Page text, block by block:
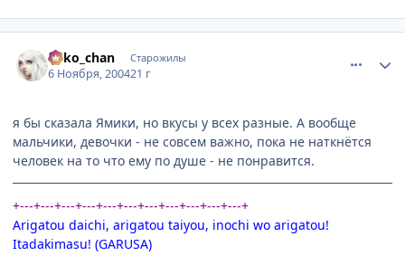
neko_chan Старожилы
6 Ноября, 200421 г
я бы сказала Ямики, но вкусы у всех разные. А вообще
мальчики, девочки - не совсем важно, пока не наткнётся
человек на то что ему по душе - не понравится.
+---+---+---+---+---+---+---+---+---+---+---+
Arigatou daichi, arigatou taiyou, inochi wo arigatou!
Itadakimasu! (GARUSA)